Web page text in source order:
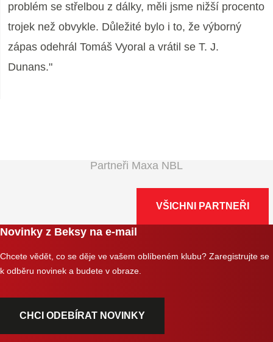
problém se střelbou z dálky, měli jsme nižší procento
trojek než obvykle. Důležité bylo i to, že výborný
zápas odehrál Tomáš Vyoral a vrátil se T. J.
Dunans."
Partneři Maxa NBL
VŠICHNI PARTNEŘI
Novinky z Beksy na e-mail
Chcete vědět, co se děje ve vašem oblíbeném klubu? Zaregistrujte se
k odběru novinek a budete v obraze.
CHCI ODEBÍRAT NOVINKY